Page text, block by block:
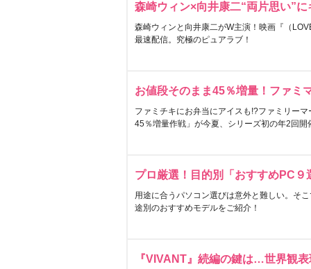
森崎ウィン×向井康二“両片思い”
森崎ウィンと向井康二がW主演！映画『（
最速配信。究極のピュアラブ！
お値段そのまま45％増量！ファミ
ファミチキにお弁当にアイスも!?ファミリー
45％増量作戦」が今夏、シリーズ初の年2回開
プロ厳選！目的別「おすすめPC９
用途に合うパソコン選びは意外と難しい。そ
途別のおすすめモデルをご紹介！
『VIVANT』続編の鍵は…世界観